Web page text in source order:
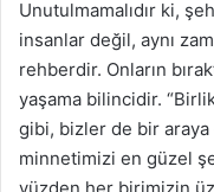
Unutulmamalıdır ki,
insanlar değil, aynı
rehberdir. Onların
yaşama bilincidir.
gibi, bizler de bir
minnetimizi en güzel